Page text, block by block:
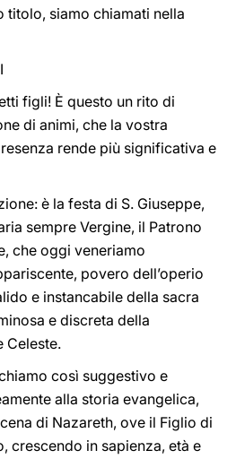
titolo, siamo chiamati nella
figli! È questo un rito di
di animi, che la vostra
rende più significativa e
è la festa di S. Giuseppe,
sempre Vergine, il Patrono
che oggi veneriamo
povero dell’operio
e instancabile della sacra
e discreta della
Celeste.
così suggestivo e
alla storia evangelica,
di Nazareth, ove il Figlio di
crescendo in sapienza, età e